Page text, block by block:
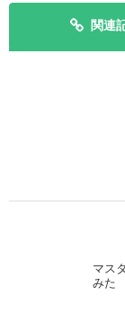
関連
マス
みた